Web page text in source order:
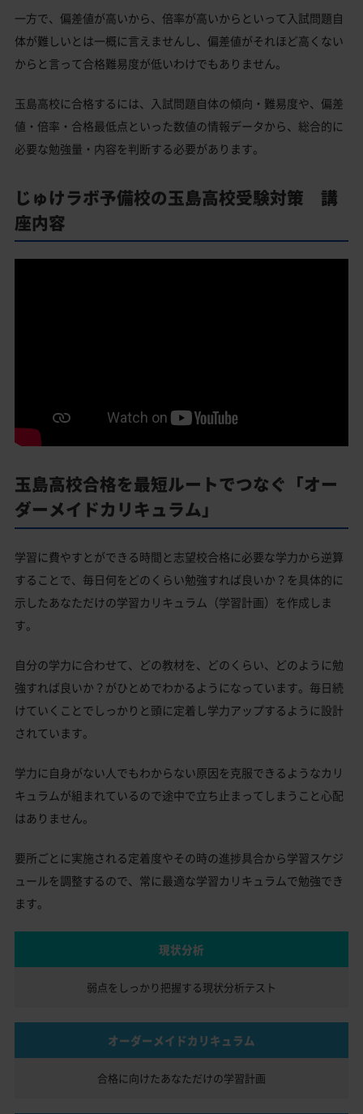
一方で、偏差値が高いから、倍率が高いからといって入試問題自
体が難しいとは一概に言えませんし、偏差値がそれほど高くない
からと言って合格難易度が低いわけでもありません。
玉島高校に合格するには、入試問題自体の傾向・難易度や、偏差
値・倍率・合格最低点といった数値の情報データから、総合的に
必要な勉強量・内容を判断する必要があります。
じゅけラボ予備校の玉島高校受験対策 講
座内容
玉島高校合格を最短ルートでつなぐ「オー
ダーメイドカリキュラム」
学習に費やすとができる時間と志望校合格に必要な学力から逆算
することで、毎日何をどのくらい勉強すれば良いか？を具体的に
示したあなただけの学習カリキュラム（学習計画）を作成しま
す。
自分の学力に合わせて、どの教材を、どのくらい、どのように勉
強すれば良いか？がひとめでわかるようになっています。毎日続
けていくことでしっかりと頭に定着し学力アップするように設計
されています。
学力に自身がない人でもわからない原因を克服できるようなカリ
キュラムが組まれているので途中で立ち止まってしまうこと心配
はありません。
要所ごとに実施される定着度やその時の進捗具合から学習スケジ
ュールを調整するので、常に最適な学習カリキュラムで勉強でき
ます。
現状分析
弱点をしっかり把握する現状分析テスト
オーダーメイドカリキュラム
合格に向けたあなただけの学習計画